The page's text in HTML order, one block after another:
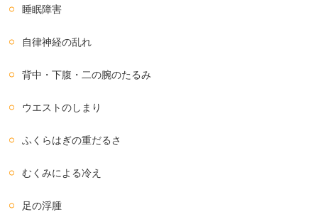
睡眠障害
自律神経の乱れ
背中・下腹・二の腕のたるみ
ウエストのしまり
ふくらはぎの重だるさ
むくみによる冷え
足の浮腫